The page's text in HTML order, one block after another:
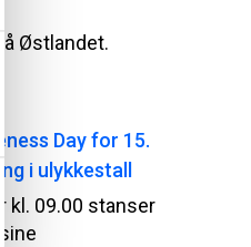
Østlandet.
Day for 15.
i ulykkestall
kl. 09.00 stanser